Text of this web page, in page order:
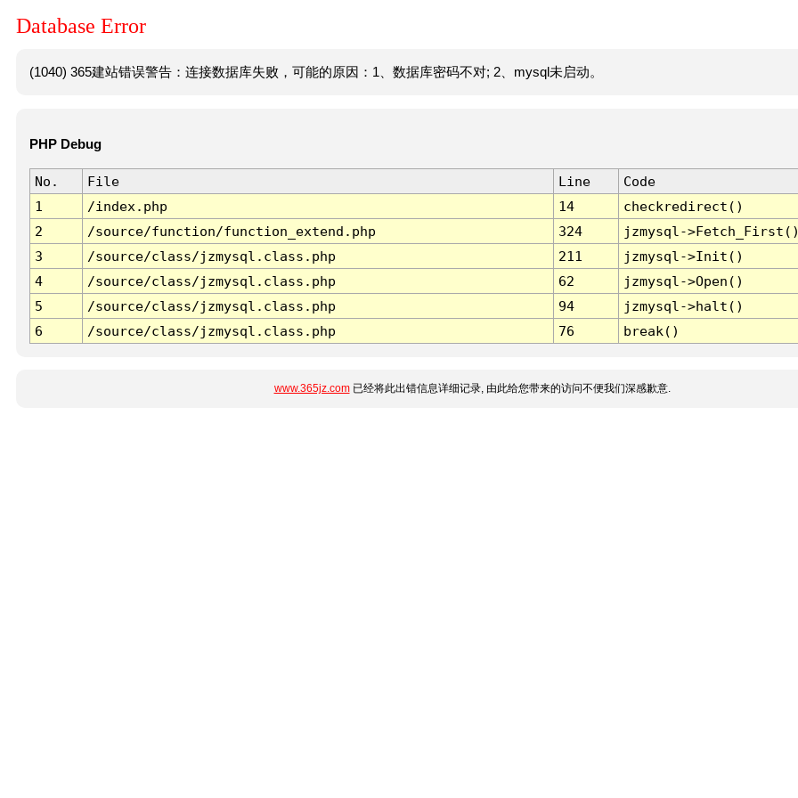
Database Error
(1040) 365建站错误警告：连接数据库失败，可能的原因：1、数据库密码不对; 2、mysql未启动。
PHP Debug
No. File Line
Code
1
/index.php 14
checkredirect()
2
/source/function/function_extend.php 324
jzmysql-
3
/source/class/jzmysql.class.php 211
jzmysql->Init()
4
/source/class/jzmysql.class.php 62
jzmysql->Open()
5
/source/class/jzmysql.class.php 94
jzmysql->halt()
6
/source/class/jzmysql.class.php 76 break()
www.365jz.com已经将此出错信息详细记录, 由此给您带来的访问不便我们深感歉意.